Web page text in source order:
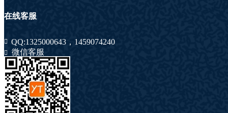
在线客服
QQ:1325000643 ， 1459074240
微信客服